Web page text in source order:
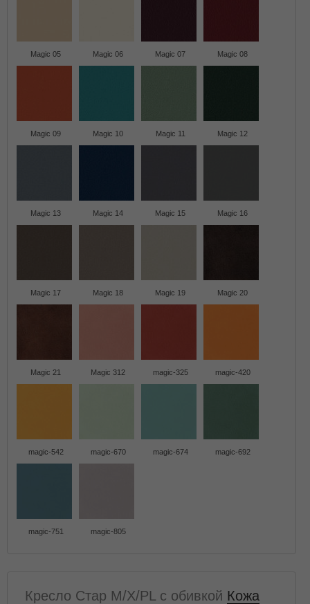
Magic 05 Magic 06 Magic 07 Magic 08
Magic 09 Magic 10 Magic 11 Magic 12
Magic 13 Magic 14 Magic 15 Magic 16
Magic 17 Magic 18 Magic 19 Magic 20
Magic 21 Magic 312 magic-325 magic-420
magic-542 magic-670 magic-674 magic-692
magic-751 magic-805
Кресло Стар M/X/PL с обивкой Кожа